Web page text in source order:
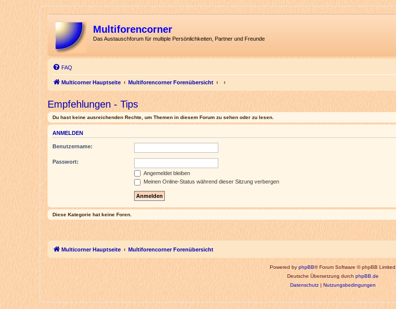
Multiforencorner
Das Austauschforum für multiple Persönlichkeiten, Partner und Freunde
FAQ
Multicorner Hauptseite Multiforencorner Forenübersicht
Empfehlungen - Tips
Du hast keine ausreichenden Rechte, um Themen in diesem Forum zu sehen oder zu lesen.
ANMELDEN
Benutzername:
Passwort:
Angemeldet bleiben
Meinen Online-Status während dieser Sitzung verbergen
Diese Kategorie hat keine Foren.
Multicorner Hauptseite Multiforencorner Forenübersicht
Powered byphpBB® Forum Software © phpBB Limited
Deutsche Übersetzung durchphpBB.de
Datenschutz|Nutzungsbedingungen